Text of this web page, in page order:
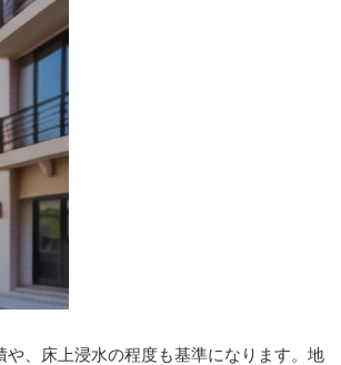
、床上浸水の程度も基準になります。地